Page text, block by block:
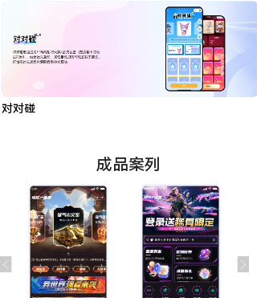
对碰
成品案列